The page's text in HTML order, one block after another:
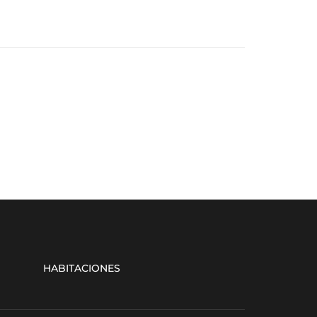
HABITACIONES